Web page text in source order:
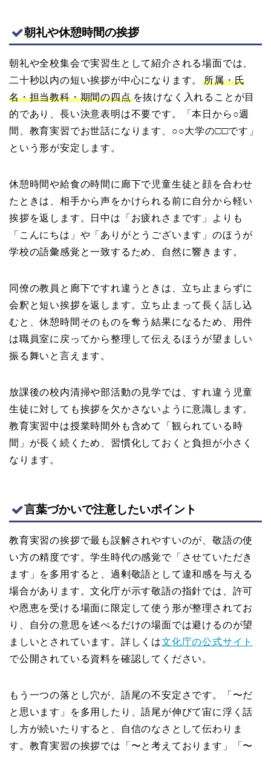
朝礼や休憩時間の挨拶
朝礼や全校集会で実習生として紹介される場面では、
二十秒以内の短い挨拶が中心になります。所属・氏
名・担当教科・期間の四点を抜けなく入れることが目
的であり、長い決意表明は不要です。「本日から○週
間、教育実習でお世話になります、○○大学の□□です」
という形が安定します。
休憩時間や給食の時間に廊下で児童生徒と顔を合わせ
たときは、相手から声をかけられる前に自分から軽い
挨拶を返します。日中は「お疲れさまです」よりも
「こんにちは」や「ありがとうございます」のほうが
学校の語彙感覚と一致するため、自然に響きます。
同僚の教員と廊下ですれ違うときは、立ち止まらずに
会釈と短い挨拶を返します。立ち止まって長く話し込
むと、休憩時間そのものを奪う結果になるため、用件
は職員室に戻ってから整理して伝えるほうが望ましい
振る舞いと言えます。
放課後の校内清掃や部活動の見学では、すれ違う児童
生徒に対しても挨拶を欠かさないように意識します。
教育実習中は授業時間外も含めて「観られている時
間」が長く続くため、習慣化しておくと負担が小さく
なります。
言葉づかいで注意したいポイント
教育実習の挨拶で最も誤解されやすいのが、敬語の使
い方の精度です。学生時代の感覚で「させていただき
ます」を多用すると、過剰敬語として違和感を与える
場合があります。文化庁が示す敬語の指針では、許可
や恩恵を受ける場面に限定して使う形が整理されてお
り、自分の意思を述べるだけの場面では避けるのが望
ましいとされています。詳しくは文化庁の公式サイト
で公開されている資料を確認してください。
もう一つの落とし穴が、語尾の不安定さです。「〜だ
と思います」を多用したり、語尾が伸びて宙に浮く話
し方が続いたりすると、自信のなさとして伝わりま
す。教育実習の挨拶では「〜と考えております」「〜